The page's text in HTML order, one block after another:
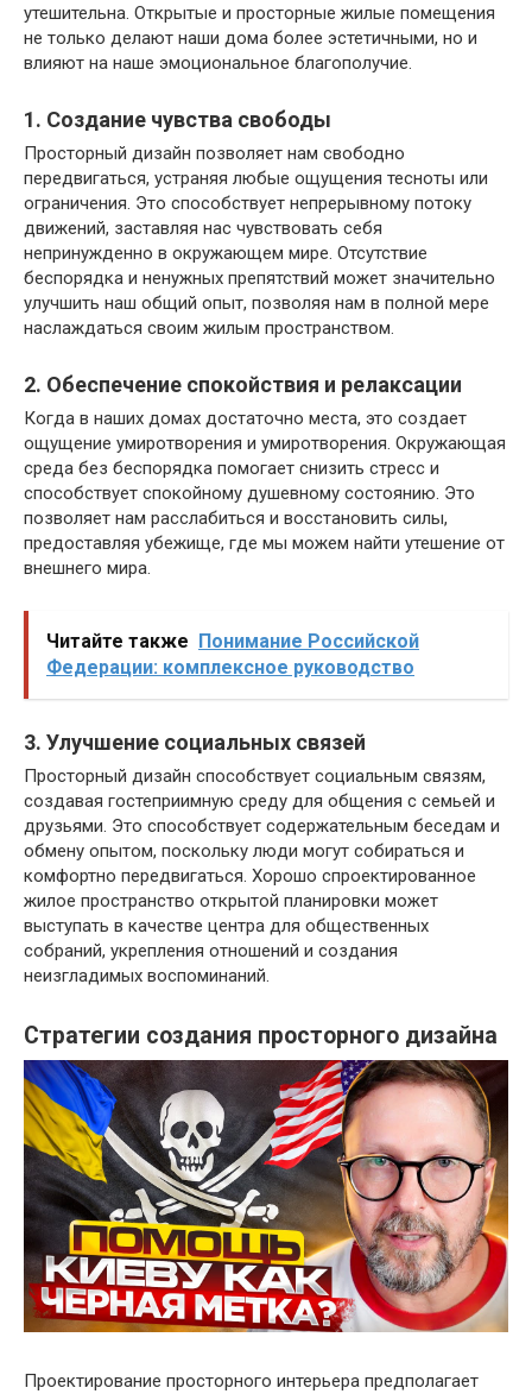
утешительна. Открытые и просторные жилые помещения
не только делают наши дома более эстетичными, но и
влияют на наше эмоциональное благополучие.
1. Создание чувства свободы
Просторный дизайн позволяет нам свободно
передвигаться, устраняя любые ощущения тесноты или
ограничения. Это способствует непрерывному потоку
движений, заставляя нас чувствовать себя
непринужденно в окружающем мире. Отсутствие
беспорядка и ненужных препятствий может значительно
улучшить наш общий опыт, позволяя нам в полной мере
наслаждаться своим жилым пространством.
2. Обеспечение спокойствия и релаксации
Когда в наших домах достаточно места, это создает
ощущение умиротворения и умиротворения. Окружающая
среда без беспорядка помогает снизить стресс и
способствует спокойному душевному состоянию. Это
позволяет нам расслабиться и восстановить силы,
предоставляя убежище, где мы можем найти утешение от
внешнего мира.
Читайте также Понимание Российской
Федерации: комплексное руководство
3. Улучшение социальных связей
Просторный дизайн способствует социальным связям,
создавая гостеприимную среду для общения с семьей и
друзьями. Это способствует содержательным беседам и
обмену опытом, поскольку люди могут собираться и
комфортно передвигаться. Хорошо спроектированное
жилое пространство открытой планировки может
выступать в качестве центра для общественных
собраний, укрепления отношений и создания
неизгладимых воспоминаний.
Стратегии создания просторного дизайна
Проектирование просторного интерьера предполагает